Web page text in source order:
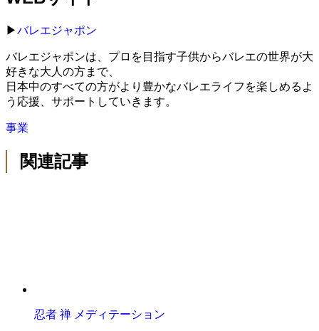
▶︎バレエジャポン
バレエジャポンは、プロを目指す子供からバレエの世界が大
好きな大人の方まで、
日本中のすべての方がより豊かなバレエライフを楽しめるよ
う応援、サポートしていきます。
事業
関連記事
忍者 禅 メディテーション